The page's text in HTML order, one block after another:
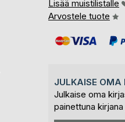
Lisää muistilistalle
Arvostele tuote
JULKAISE OMA
Julkaise oma
painettuna